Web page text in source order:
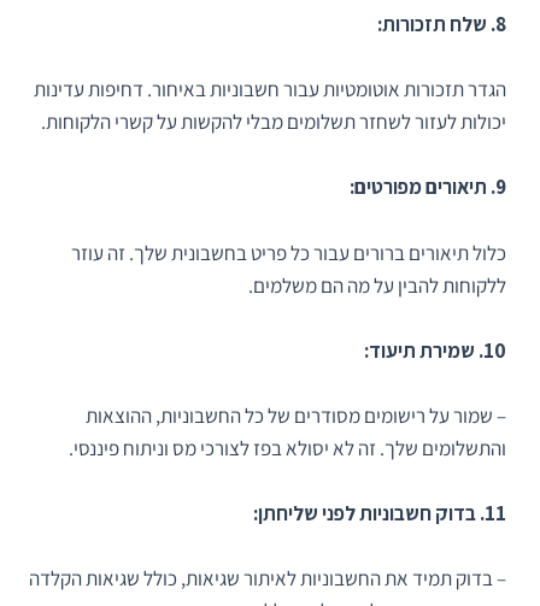
8. שלח תזכורות:
הגדר תזכורות אוטומטיות עבור חשבוניות באיחור. דחיפות עדינות
יכולות לעזור לשחזר תשלומים מבלי להקשות על קשרי הלקוחות.
9. תיאורים מפורטים:
כלול תיאורים ברורים עבור כל פריט בחשבונית שלך. זה עוזר
ללקוחות להבין על מה הם משלמים.
10. שמירת תיעוד:
– שמור על רישומים מסודרים של כל החשבוניות, ההוצאות
והתשלומים שלך. זה לא יסולא בפז לצורכי מס וניתוח פיננסי.
11. בדוק חשבוניות לפני שליחתן:
– בדוק תמיד את החשבוניות לאיתור שגיאות, כולל שגיאות הקלדה